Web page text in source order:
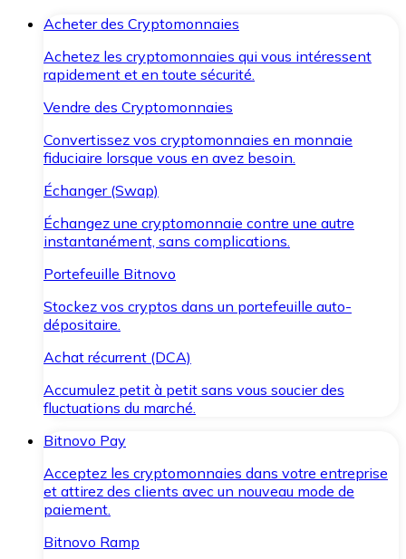
Acheter des Cryptomonnaies
Achetez les cryptomonnaies qui vous intéressent
rapidement et en toute sécurité.
Vendre des Cryptomonnaies
Convertissez vos cryptomonnaies en monnaie
fiduciaire lorsque vous en avez besoin.
Échanger (Swap)
Échangez une cryptomonnaie contre une autre
instantanément, sans complications.
Portefeuille Bitnovo
Stockez vos cryptos dans un portefeuille auto-
dépositaire.
Achat récurrent (DCA)
Accumulez petit à petit sans vous soucier des
fluctuations du marché.
Bitnovo Pay
Acceptez les cryptomonnaies dans votre entreprise
et attirez des clients avec un nouveau mode de
paiement.
Bitnovo Ramp